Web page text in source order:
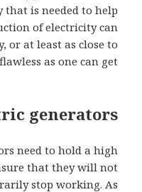
that is needed to help
of electricity can
or at least as close to
flawless as one can get.
generators
need to hold a high
that they will not
stop working. As